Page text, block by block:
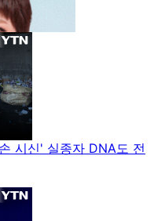
시신' 실종자 DNA도 전